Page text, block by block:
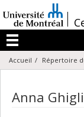
au
contenu
/
Menu
Accueil Répertoire
Anna